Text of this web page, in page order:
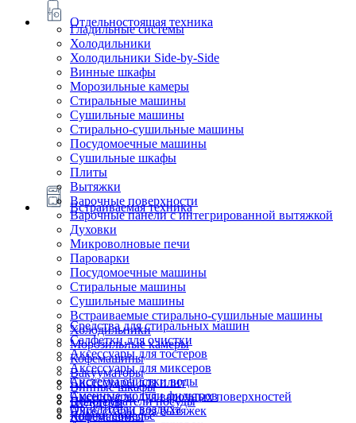
Отдельностоящая техника
Гладильные системы
Холодильники
Холодильники Side-by-Side
Винные шкафы
Морозильные камеры
Стиральные машины
Сушильные машины
Стирально-сушильные машины
Посудомоечные машины
Сушильные шкафы
Плиты
Встраиваемая техника
Вытяжки
Варочные поверхности
Варочные панели с интегрированной вытяжкой
Духовки
Микроволновые печи
Пароварки
Посудомоечные машины
Стиральные машины
Сушильные машины
Встраиваемые стирально-сушильные машины
Холодильники
Морозильные камеры
Кофемашины
Вакууматоры
Винные шкафы
Подогреватели посуды
Ящики сомелье
Блендеры
Кофемашины
Очистители воздуха
Системы очистки воды
Сменные модули фильтров
Аксессуары для тостеров
Аксессуары для миксеров
Аксессуары для плит
Аксессуары для варочных поверхностей
Аксессуары для вытяжек
Средства для стиральных машин
Салфетки для очистки